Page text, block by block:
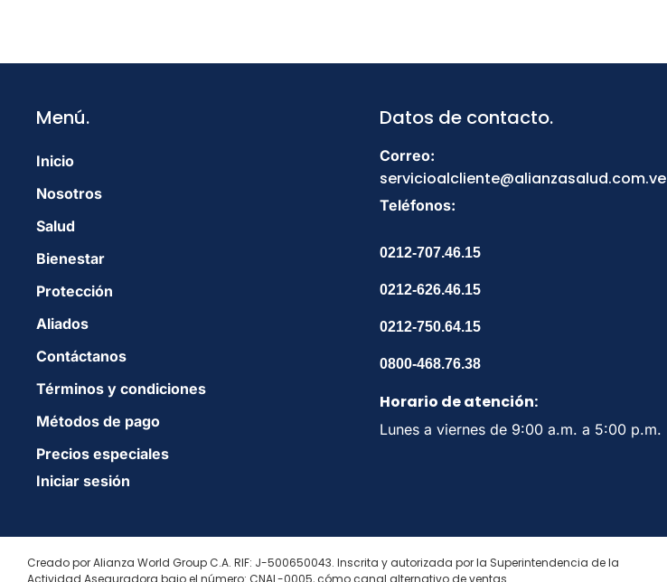
Menú.
Inicio
Nosotros
Salud
Bienestar
Protección
Aliados
Contáctanos
Términos y condiciones
Métodos de pago
Precios especiales
Iniciar sesión
Datos de contacto.
Correo:
servicioalcliente@alianzasalud.com.ve
Teléfonos:
0212-707.46.15
0212-626.46.15
0212-750.64.15
0800-468.76.38
Horario de atención:
Lunes a viernes de 9:00 a.m. a 5:00 p.m.
Creado por Alianza World Group C.A. RIF: J-500650043. Inscrita y autorizada por la Superintendencia de la
Actividad Aseguradora bajo el número: CNAL-0005, cómo canal alternativo de ventas.